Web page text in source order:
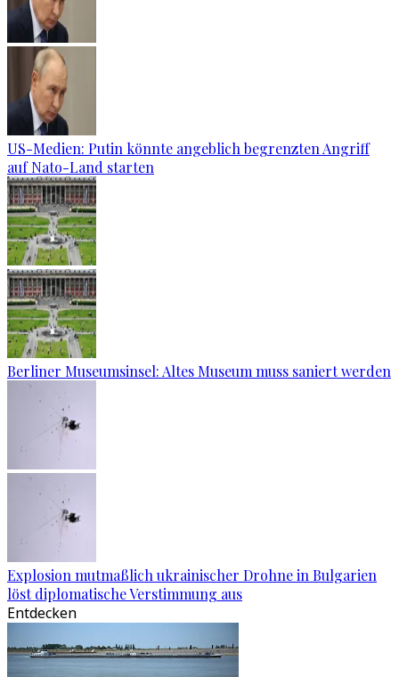
US-Medien: Putin könnte angeblich begrenzten Angriff
auf Nato-Land starten
Berliner Museumsinsel: Altes Museum muss saniert werden
Explosion mutmaßlich ukrainischer Drohne in Bulgarien
löst diplomatische Verstimmung aus
Entdecken